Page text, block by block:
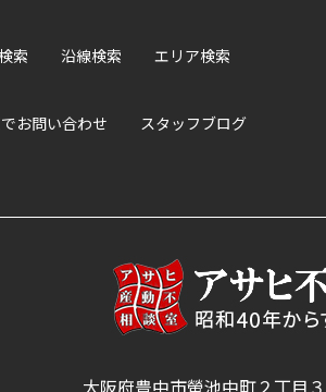
索 沿線検索 エリア検索
お問い合わせ スタッフブログ
大阪府豊中市螢池中町２丁目